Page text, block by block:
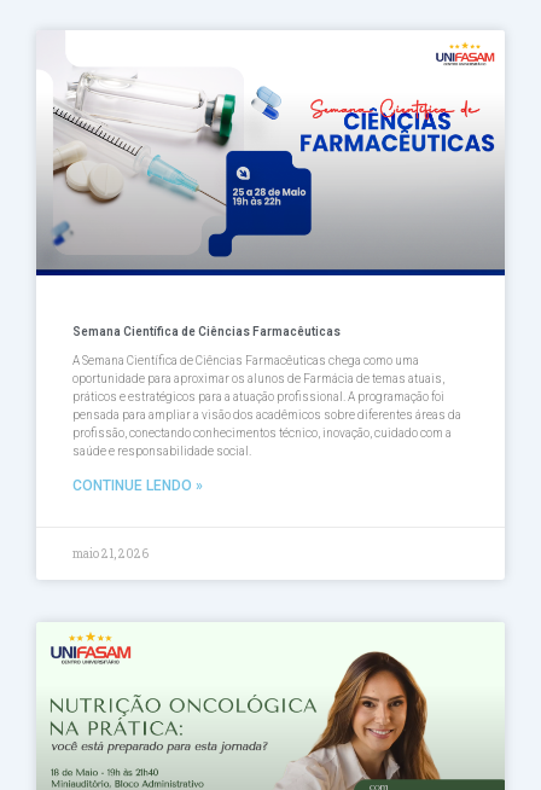
Semana Científica de Ciências Farmacêuticas
A Semana Científica de Ciências Farmacêuticas chega como uma
oportunidade para aproximar os alunos de Farmácia de temas atuais,
práticos e estratégicos para a atuação profissional. A programação foi
pensada para ampliar a visão dos acadêmicos sobre diferentes áreas da
profissão, conectando conhecimentos técnico, inovação, cuidado com a
saúde e responsabilidade social.
CONTINUE LENDO »
maio 21, 2026